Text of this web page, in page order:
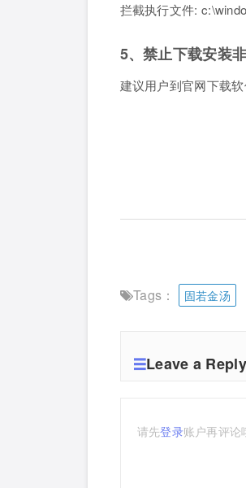
拦截执行文件:
5、禁止下载安装
建议用户到官网下载
Tags： 固若金汤
Leave a Reply
请先登录账户再评论